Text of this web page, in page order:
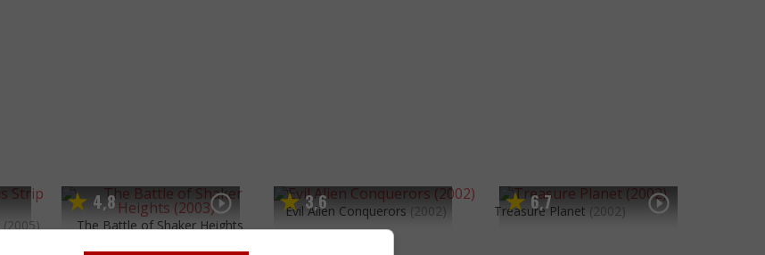
(2005)
4,8
The Battle of Shaker Heights
3,6
Evil Alien Conquerors (2002) 6,7
Treasure Planet (2002)